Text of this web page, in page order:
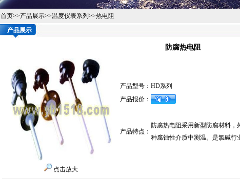
首页>>产品展示>>温度仪表系列 >>热电阻
产品展示
防腐热电阻
点击放大
产品型号： HD系列
产品报价：
产品特点：
防腐热电阻采用新型防腐材料
种腐蚀性介质中测温。是氯碱